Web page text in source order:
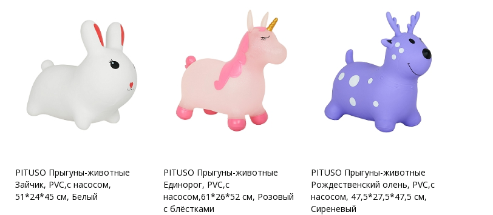
PITUSO Прыгуны-животные
Зайчик, PVC,с насосом,
51*24*45 см, Белый
PITUSO Прыгуны-животные
Единорог, PVC,с
насосом,61*26*52 см, Розовый
с блёстками
PITUSO Прыгуны-животные
Рождественский олень, PVC,с
насосом, 47,5*27,5*47,5 см,
Сиреневый